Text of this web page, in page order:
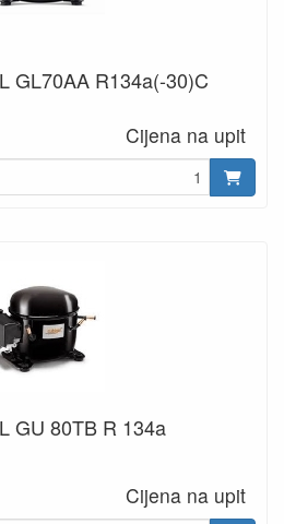
GL70AA R134a(-30)C
Cijena na upit
GU 80TB R 134a
Cijena na upit